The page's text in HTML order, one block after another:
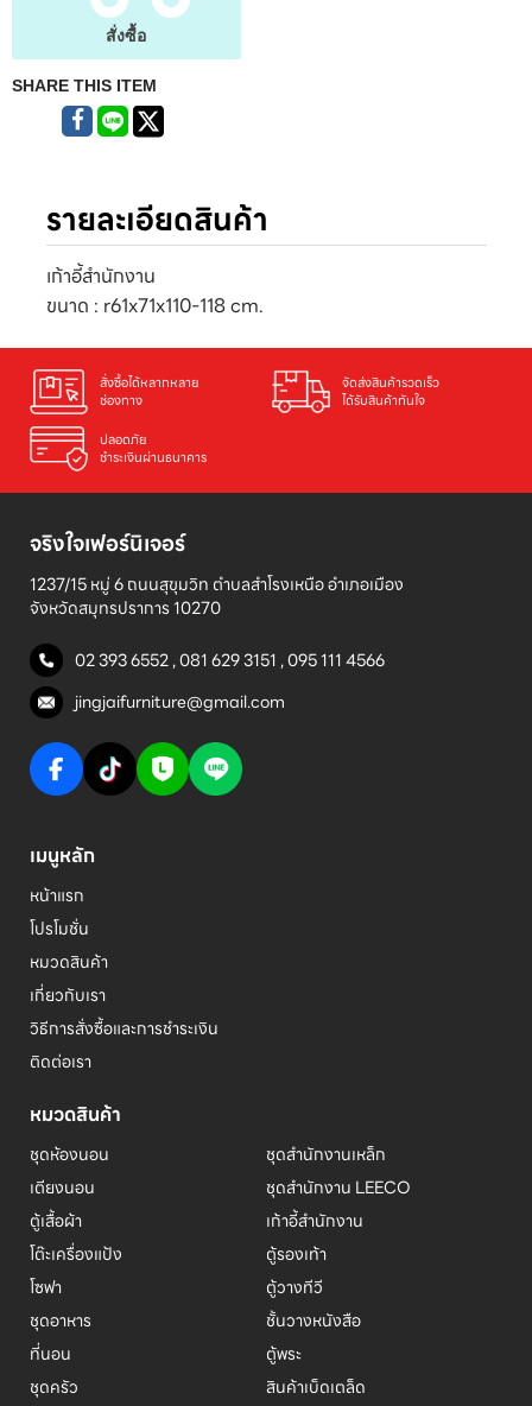
สั่งซื้อ
SHARE THIS ITEM
รายละเอียดสินค้า
เก้าอี้สำนักงาน
ขนาด : r61x71x110-118 cm.
สั่งซื้อได้หลากหลาย
ช่องทาง
จัดส่งสินค้ารวดเร็ว
ได้รับสินค้าทันใจ
ปลอดภัย
ชำระเงินผ่านธนาคาร
จริงใจเฟอร์นิเจอร์
1237/15 หมู่ 6 ถนนสุขุมวิท ตำบลสำโรงเหนือ อำเภอเมือง
จังหวัดสมุทรปราการ 10270
02 393 6552,081 629 3151 ,095 111 4566
jingjaifurniture@gmail.com
เมนูหลัก
หน้าแรก
โปรโมชั่น
หมวดสินค้า
เกี่ยวกับเรา
วิธีการสั่งซื้อและการชำระเงิน
ติดต่อเรา
หมวดสินค้า
ชุดห้องนอน
เตียงนอน
ตู้เสื้อผ้า
โต๊ะเครื่องแป้ง
โซฟา
ชุดอาหาร
ที่นอน
ชุดครัว
ชุดสำนักงานเหล็ก
ชุดสำนักงาน LEECO
เก้าอี้สำนักงาน
ตู้รองเท้า
ตู้วางทีวี
ชั้นวางหนังสือ
ตู้พระ
สินค้าเบ็ดเตล็ด